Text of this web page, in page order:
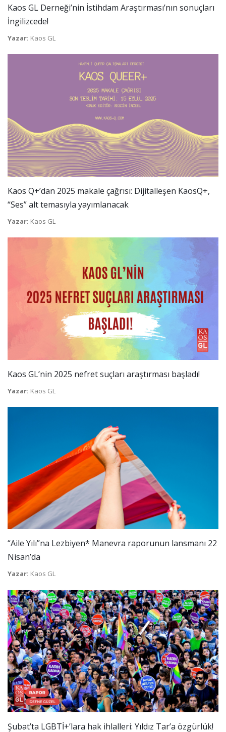
Kaos GL Derneği’nin İstihdam Araştırması’nın sonuçları
İngilizcede!
Yazar: Kaos GL
Kaos Q+’dan 2025 makale çağrısı: Dijitalleşen KaosQ+,
“Ses” alt temasıyla yayımlanacak
Yazar: Kaos GL
Kaos GL’nin 2025 nefret suçları araştırması başladı!
Yazar: Kaos GL
“Aile Yılı”na Lezbiyen* Manevra raporunun lansmanı 22
Nisan’da
Yazar: Kaos GL
Şubat’ta LGBTİ+’lara hak ihlalleri: Yıldız Tar’a özgürlük!